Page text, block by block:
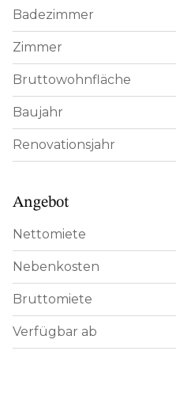
Badezimmer
Zimmer
Bruttowohnfläche
Baujahr
Renovationsjahr
Angebot
Nettomiete
Nebenkosten
Bruttomiete
Verfügbar ab